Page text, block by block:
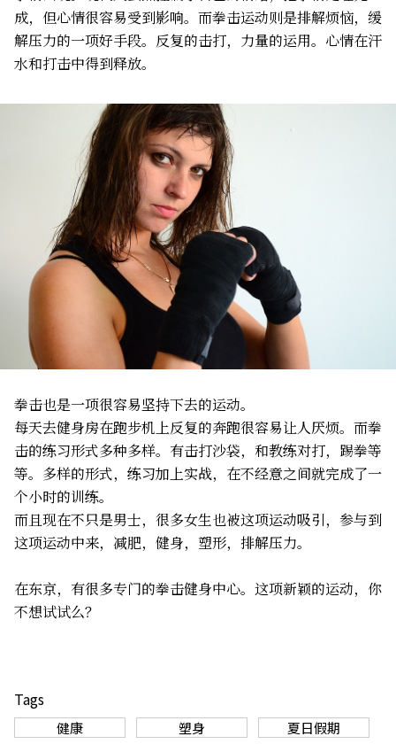
成，但心情很容易受到影响。而拳击运动则是排解烦恼，缓
解压力的一项好手段。反复的击打，力量的运用。心情在汗
水和打击中得到释放。
拳击也是一项很容易坚持下去的运动。
每天去健身房在跑步机上反复的奔跑很容易让人厌烦。而拳
击的练习形式多种多样。有击打沙袋，和教练对打，踢拳等
等。多样的形式，练习加上实战，在不经意之间就完成了一
个小时的训练。
而且现在不只是男士，很多女生也被这项运动吸引，参与到
这项运动中来，减肥，健身，塑形，排解压力。
在东京，有很多专门的拳击健身中心。这项新颖的运动，你
不想试试么？
Tags
健康 塑身
夏日假期